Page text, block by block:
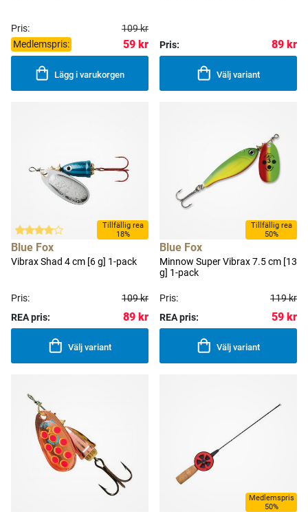
Pris:
109 kr
Medlemspris:
59 kr
Lägg i varukorgen
Pris: 89 kr
Välj variant
Tillfällig rea
18%
Blue Fox
Vibrax Shad 4 cm [6 g] 1-pack
Pris:
109 kr
REA pris:
89 kr
Välj variant
Tillfällig rea
50%
Blue Fox
Minnow Super Vibrax 7.5 cm [13
g] 1-pack
Pris:
119 kr
REA pris:
59 kr
Välj variant
Medlemspris
50%